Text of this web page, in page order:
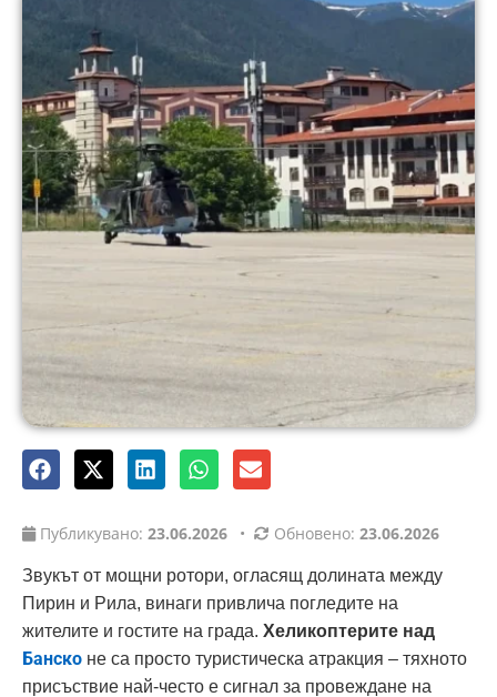
Публикувано: 23.06.2026 • Обновено: 23.06.2026
Звукът от мощни ротори, огласящ долината между
Пирин и Рила, винаги привлича погледите на
жителите и гостите на града. Хеликоптерите над
Банско не са просто туристическа атракция – тяхното
присъствие най-често е сигнал за провеждане на